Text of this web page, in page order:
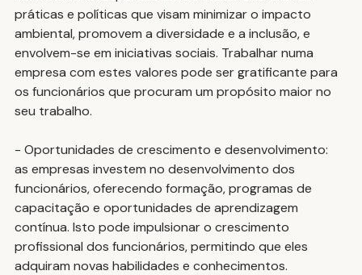
práticas e políticas que visam minimizar o impacto
ambiental, promovem a diversidade e a inclusão, e
envolvem-se em iniciativas sociais. Trabalhar numa
empresa com estes valores pode ser gratificante para
os funcionários que procuram um propósito maior no
seu trabalho.
- Oportunidades de crescimento e desenvolvimento:
as empresas investem no desenvolvimento dos
funcionários, oferecendo formação, programas de
capacitação e oportunidades de aprendizagem
contínua. Isto pode impulsionar o crescimento
profissional dos funcionários, permitindo que eles
adquiram novas habilidades e conhecimentos.